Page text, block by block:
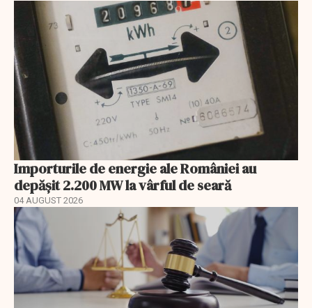
Importurile de energie ale României au
depășit 2.200 MW la vârful de seară
04 AUGUST 2026